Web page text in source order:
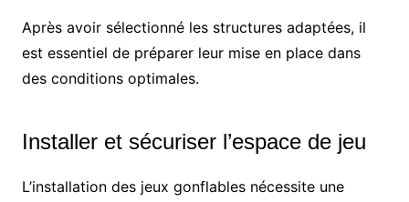
Après avoir sélectionné les structures adaptées, il
est essentiel de préparer leur mise en place dans
des conditions optimales.
Installer et sécuriser l’espace de jeu
L’installation des jeux gonflables nécessite une